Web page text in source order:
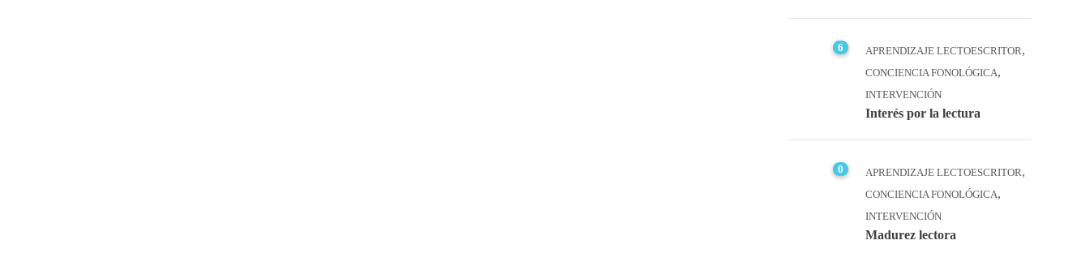
6 APRENDIZAJE LECTOESCRITOR,
CONCIENCIA FONOLÓGICA,
INTERVENCIÓN
Interés por la lectura
0 APRENDIZAJE LECTOESCRITOR,
CONCIENCIA FONOLÓGICA,
INTERVENCIÓN
Madurez lectora